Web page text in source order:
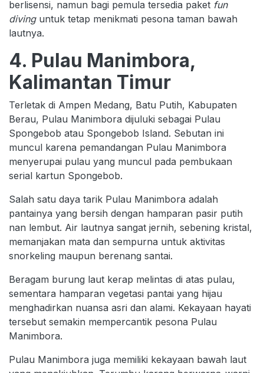
berlisensi, namun bagi pemula tersedia paket fun
divinguntuk tetap menikmati pesona taman bawah
lautnya.
4. Pulau Manimbora,
Kalimantan Timur
Terletak di Ampen Medang, Batu Putih, Kabupaten
Berau, Pulau Manimbora dijuluki sebagai Pulau
Spongebob atau Spongebob Island. Sebutan ini
muncul karena pemandangan Pulau Manimbora
menyerupai pulau yang muncul pada pembukaan
serial kartun Spongebob.
Salah satu daya tarik Pulau Manimbora adalah
pantainya yang bersih dengan hamparan pasir putih
nan lembut. Air lautnya sangat jernih, sebening kristal,
memanjakan mata dan sempurna untuk aktivitas
snorkeling maupun berenang santai.
Beragam burung laut kerap melintas di atas pulau,
sementara hamparan vegetasi pantai yang hijau
menghadirkan nuansa asri dan alami. Kekayaan hayati
tersebut semakin mempercantik pesona Pulau
Manimbora.
Pulau Manimbora juga memiliki kekayaan bawah laut